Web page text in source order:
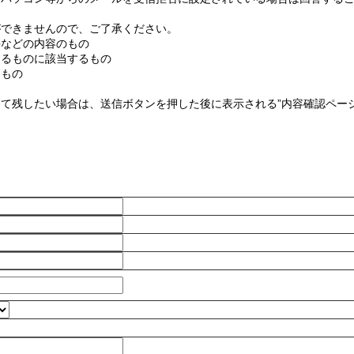
きませんので、ご了承ください。
どの内容のもの
ものに該当するもの
の
残したい場合は、送信ボタンを押した後に表示される”内容確認ペー